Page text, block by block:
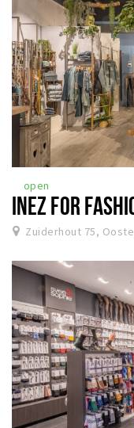
open
INEZ FOR
Zuiderhout 75,